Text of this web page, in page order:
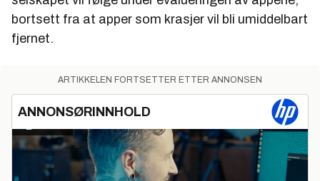
bortsett fra at apper som krasjer vil bli umiddelbart
fjernet.
ARTIKKELEN FORTSETTER ETTER ANNONSEN
ANNONSØRINNHOLD